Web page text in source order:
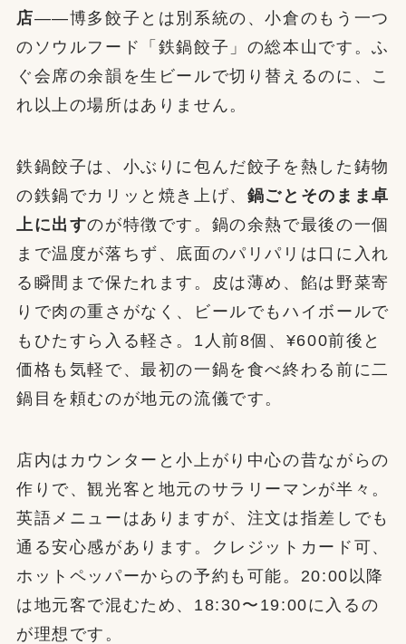
店——博多餃子とは別系統の、小倉のもう一つ
のソウルフード「鉄鍋餃子」の総本山です。ふ
ぐ会席の余韻を生ビールで切り替えるのに、こ
れ以上の場所はありません。
鉄鍋餃子は、小ぶりに包んだ餃子を熱した鋳物
の鉄鍋でカリッと焼き上げ、 鍋ごとそのまま卓
上に出すのが特徴です。鍋の余熱で最後の一個
まで温度が落ちず、底面のパリパリは口に入れ
る瞬間まで保たれます。皮は薄め、餡は野菜寄
りで肉の重さがなく、ビールでもハイボールで
もひたすら入る軽さ。1人前8個、¥600前後と
価格も気軽で、最初の一鍋を食べ終わる前に二
鍋目を頼むのが地元の流儀です。
店内はカウンターと小上がり中心の昔ながらの
作りで、観光客と地元のサラリーマンが半々。
英語メニューはありますが、注文は指差しでも
通る安心感があります。クレジットカード可、
ホットペッパーからの予約も可能。20:00以降
は地元客で混むため、18:30〜19:00に入るの
が理想です。